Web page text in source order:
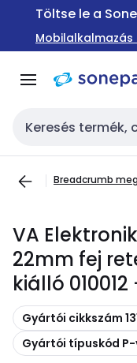
Ugrás a
Ugrás a
Töltse le a
Keresési bemenet
Breadcrumb
VA
22mm fej
kiálló 010012
Másolás
Gyártói cikkszám
Másolás
Gyártói típuskód